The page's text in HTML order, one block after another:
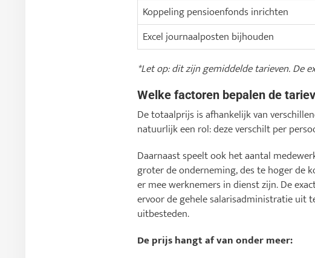
Koppeling pensioenfonds inrichten
Excel journaalposten bijhouden
*Let op: dit zijn gemiddelde tarieven. De
Welke factoren bepalen de
De totaalprijs is afhankelijk van
natuurlijk een rol: deze verschilt per
Daarnaast speelt ook het aantal
groter de onderneming, des te hoger de
er mee werknemers in dienst zijn. De
ervoor de gehele salarisadministratie uit
uitbesteden.
De prijs hangt af van onder meer: